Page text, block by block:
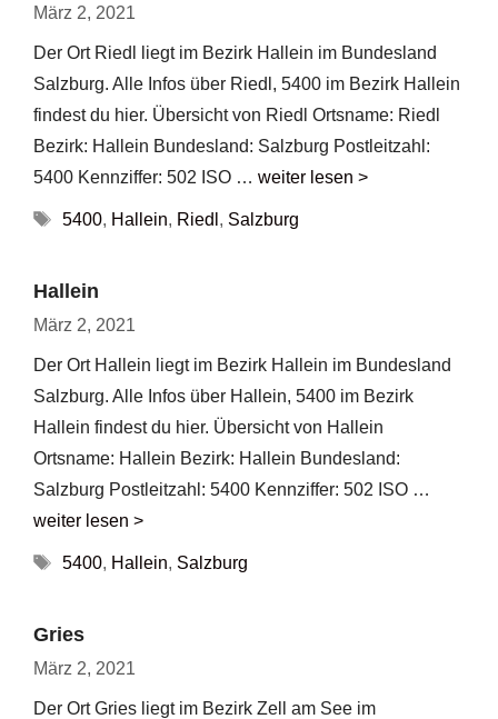
März 2, 2021
Der Ort Riedl liegt im Bezirk Hallein im Bundesland
Salzburg. Alle Infos über Riedl, 5400 im Bezirk Hallein
findest du hier. Übersicht von Riedl Ortsname: Riedl
Bezirk: Hallein Bundesland: Salzburg Postleitzahl:
5400 Kennziffer: 502 ISO … weiter lesen >
Schlagwörter
5400, Hallein, Riedl , Salzburg
Hallein
März 2, 2021
Der Ort Hallein liegt im Bezirk Hallein im Bundesland
Salzburg. Alle Infos über Hallein, 5400 im Bezirk
Hallein findest du hier. Übersicht von Hallein
Ortsname: Hallein Bezirk: Hallein Bundesland:
Salzburg Postleitzahl: 5400 Kennziffer: 502 ISO …
weiter lesen >
Schlagwörter
5400, Hallein, Salzburg
Gries
März 2, 2021
Der Ort Gries liegt im Bezirk Zell am See im